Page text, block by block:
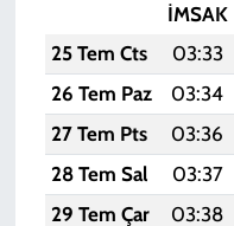
İMSAK
25 Tem Cts
03:33
26 Tem Paz
03:34
27 Tem Pts
03:36
28 Tem Sal
03:37
29 Tem Çar
03:38